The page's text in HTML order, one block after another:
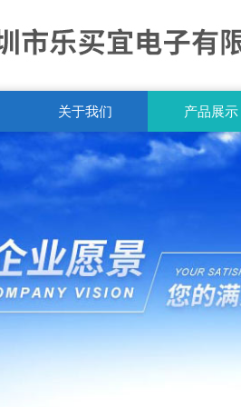
关于我们 产品展示